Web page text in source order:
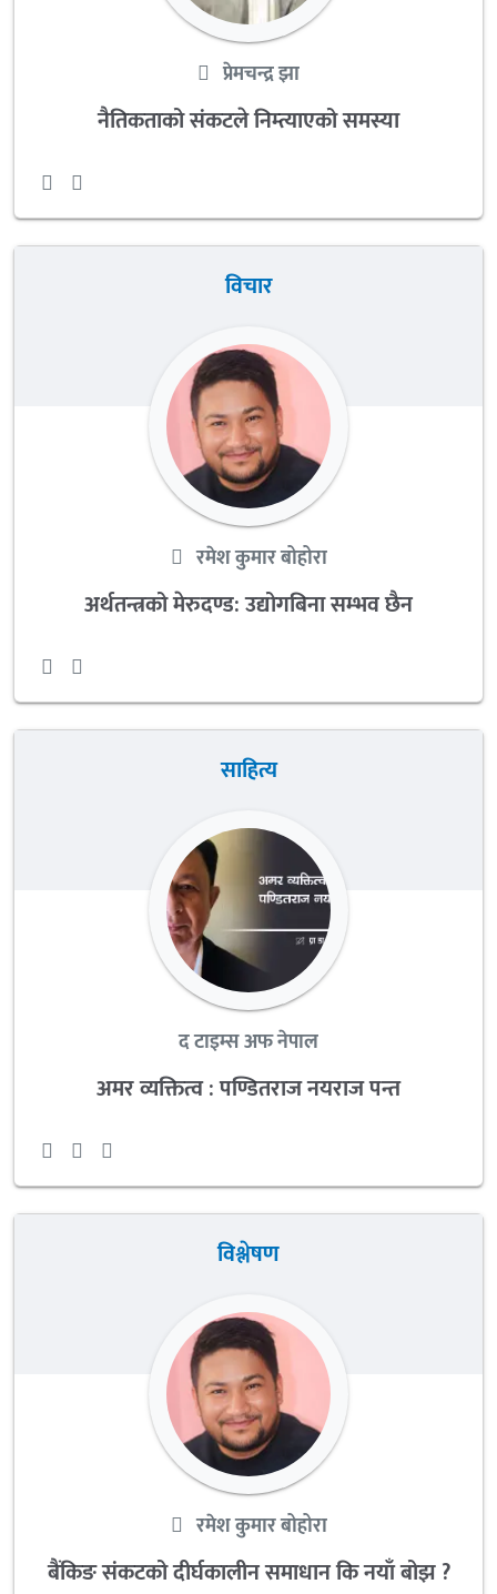
प्रेमचन्द्र झा
नैतिकताको संकटले निम्त्याएको समस्या
विचार
रमेश कुमार बोहोरा
अर्थतन्त्रको मेरुदण्ड: उद्योगबिना सम्भव छैन
साहित्य
द टाइम्स अफ नेपाल
अमर व्यक्तित्व : पण्डितराज नयराज पन्त
विश्लेषण
रमेश कुमार बोहोरा
बैंकिङ संकटको दीर्घकालीन समाधान कि नयाँ बोझ ?